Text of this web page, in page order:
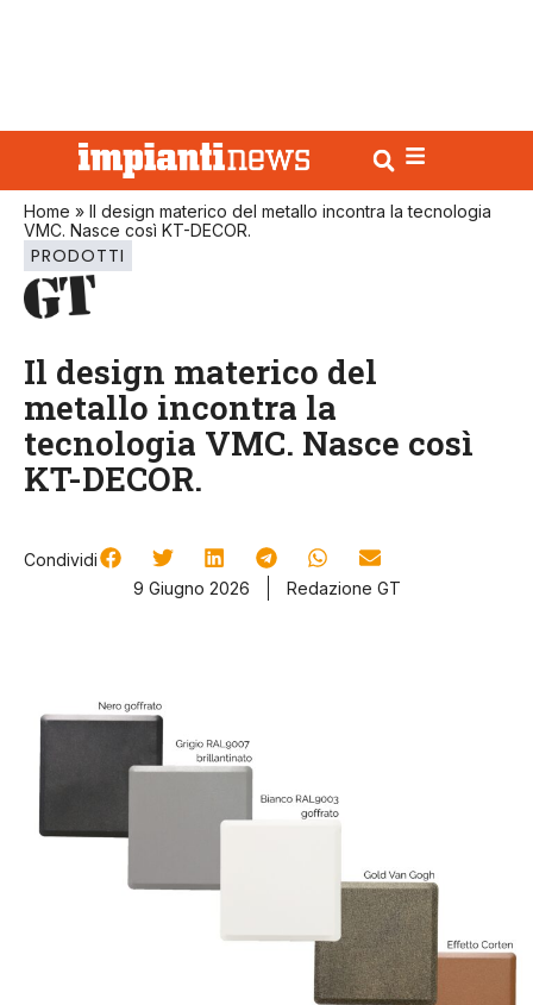
Home » Il design materico del metallo incontra la tecnologia
VMC. Nasce così KT-DECOR.
PRODOTTI
Il design materico del
metallo incontra la
tecnologia VMC. Nasce così
KT-DECOR.
Condividi
9 Giugno 2026
Redazione GT